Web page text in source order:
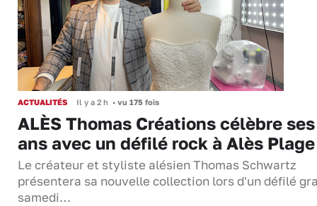
ACTUALITÉS Il y a 2 h • vu 175 fois
ALÈS Thomas Créations célèbre
ans avec un défilé rock à Alès Plage
Le créateur et styliste alésien Thomas Schwartz
présentera sa nouvelle collection lors d'un défilé
samedi…